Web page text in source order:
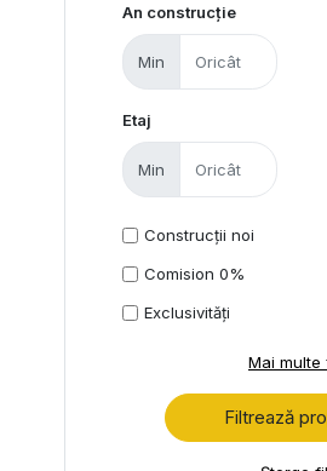
An construcție
Min
Etaj
Min
Construcții noi
Comision 0%
Exclusivități
Mai multe